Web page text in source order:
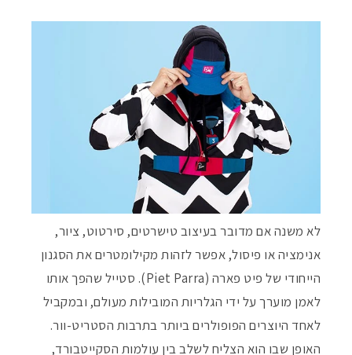
לא משנה אם מדובר בעיצוב טישרטים, סירטוט, ציור,
אנימציה או פיסול, אפשר לזהות מקילומטרים את הסגנון
הייחודי של פיט פארה (Piet Parra). סטייל שהפך אותו
לאמן מוערך על ידי הגלריות המובילות מעולם, ובמקביל
לאחד היוצרים הפופולרים ביותר בתרבות הסטריט-וור.
האופן שבו הוא הצליח לשלב בין עולמות הסקייטבורד,